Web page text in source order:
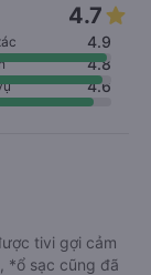
4.7
4.9
4.8
4.6
tivi gợi cảm
*ổ sạc cũng đã